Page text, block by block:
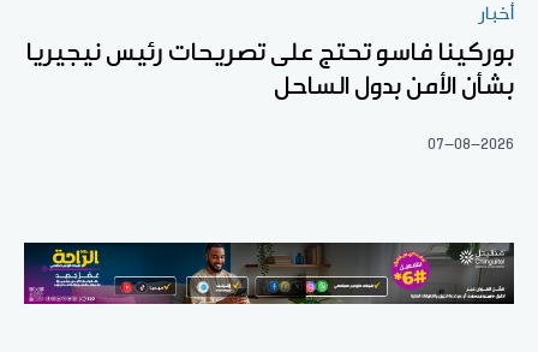
أخبار
بوركينا فاسو تحتج على تصريحات رئيس نيجيريا
بشأن الأمن بدول الساحل
07-08-2026